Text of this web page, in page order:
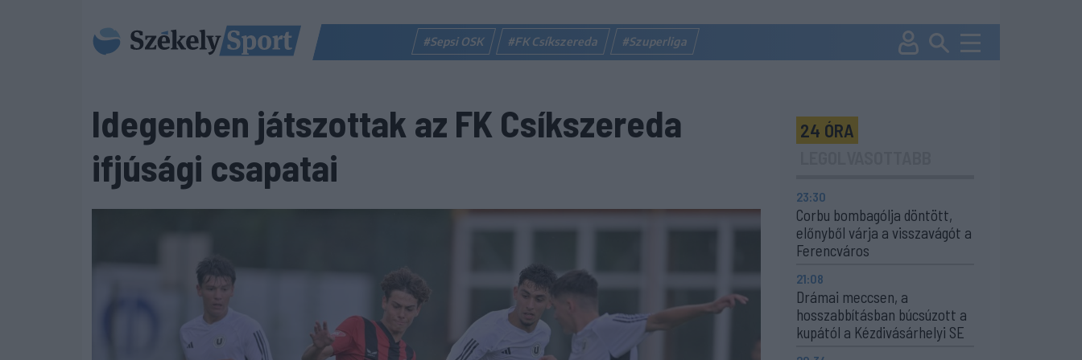
#Sepsi OSK #FK Csíkszereda #Szuperliga
Idegenben játszottak az FK Csíkszereda
ifjúsági csapatai
24 ÓRA
23:30
Corbu bombagólja döntött,
előnyből várja a visszavágót a
Ferencváros
21:08
Drámai meccsen, a
hosszabbításban búcsúzott a
kupától a Kézdivásárhelyi SE